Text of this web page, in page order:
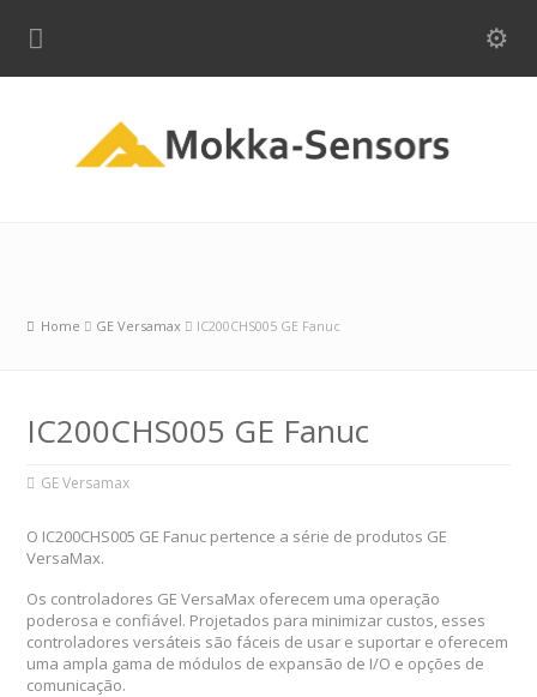
Home GE Versamax IC200CHS005 GE Fanuc
IC200CHS005 GE Fanuc
GE Versamax
O IC200CHS005 GE Fanuc pertence a série de produtos GE
VersaMax.
Os controladores GE VersaMax oferecem uma operação
poderosa e confiável. Projetados para minimizar custos, esses
controladores versáteis são fáceis de usar e suportar e oferecem
uma ampla gama de módulos de expansão de I/O e opções de
comunicação.